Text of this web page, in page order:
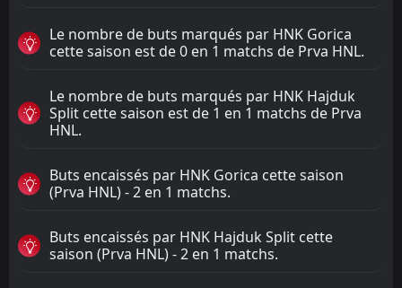
Le nombre de buts marqués par HNK Gorica
cette saison est de 0 en 1 matchs de Prva HNL.
Le nombre de buts marqués par HNK Hajduk
Split cette saison est de 1 en 1 matchs de Prva
HNL.
Buts encaissés par HNK Gorica cette saison
(Prva HNL) - 2 en 1 matchs.
Buts encaissés par HNK Hajduk Split cette
saison (Prva HNL) - 2 en 1 matchs.